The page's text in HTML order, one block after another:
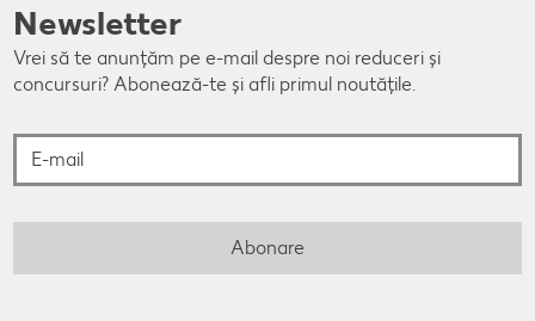
Newsletter
Vrei să te anunțăm pe e-mail despre noi reduceri și
concursuri? Abonează-te și afli primul noutățile.
Abonare